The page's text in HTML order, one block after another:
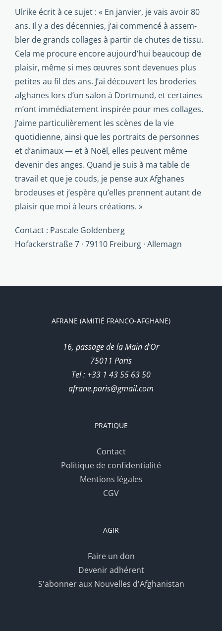
Ulrike écrit à ce sujet : « En janvier, je vais avoir 80
ans. Il y a des décennies, j’ai commencé à assem­
bler de grands collages à partir de chutes de tissu.
Cela me procure encore au­jourd’hui beaucoup de
plaisir, même si mes œuvres sont devenues plus
petites au fil des ans. J’ai découvert les broderies
afghanes lors d’un salon à Dortmund, et cer­taines
m’ont immédiatement inspirée pour mes collages.
J’aime particulièrement les scènes de la vie
quotidienne, ainsi que les portraits de per­sonnes
et d’animaux — et à Noël, elles peuvent même
devenir des anges. Quand je suis à ma table de
travail et que je couds, je pense aux Afghanes
brodeuses et j’es­père qu’elles prennent autant de
plaisir que moi à leurs créations. »
Contact : Pascale Goldenberg
Hofackerstraße 7 · 79110 Freiburg · Allemagn
AFRANE (AMITIÉ FRANCO-AFGHANE)
16, passage de la Main d'Or
75011 Paris
Tel : +33 1 43 55 63 50
afrane.paris@gmail.com
PRATIQUE
Contact
Politique de confidentialité
Mentions légales
CGV
AGIR
Faire un don
Devenir adhérent
S'abonner aux Nouvelles d'Afghanistan